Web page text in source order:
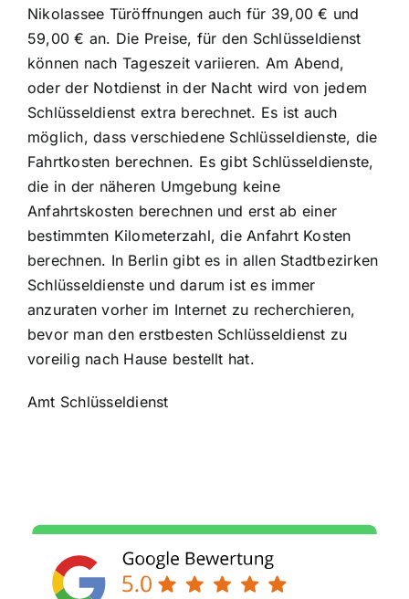
Nikolassee Türöffnungen auch für 39,00 € und
59,00 € an. Die Preise, für den Schlüsseldienst
können nach Tageszeit variieren. Am Abend,
oder der Notdienst in der Nacht wird von jedem
Schlüsseldienst extra berechnet. Es ist auch
möglich, dass verschiedene Schlüsseldienste, die
Fahrtkosten berechnen. Es gibt Schlüsseldienste,
die in der näheren Umgebung keine
Anfahrtskosten berechnen und erst ab einer
bestimmten Kilometerzahl, die Anfahrt Kosten
berechnen. In Berlin gibt es in allen Stadtbezirken
Schlüsseldienste und darum ist es immer
anzuraten vorher im Internet zu recherchieren,
bevor man den erstbesten Schlüsseldienst zu
voreilig nach Hause bestellt hat.
Amt Schlüsseldienst